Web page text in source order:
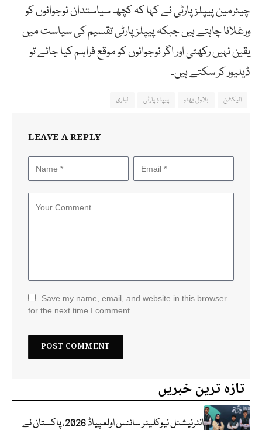
چیئرمین پیپلز پارٹی نے کہا کہ کچھ سیاستدان نوجوانوں کو
ورغلانا چاہتے ہیں جبکہ پیپلز پارٹی تقسیم کی سیاست میں
یقین نہیں رکھتی اور اگر نوجوانوں کو موقع فراہم کیا جائے تو
ڈیلیور کر سکتے ہیں۔
الیکشن بلاول بھٹو پیپلز پارٹی لیاری
LEAVE A REPLY
Save my name, email, and website in this browser
for the next time I comment.
تازہ ترین خبریں
انٹرنیشنل نیوکلیئر سائنس اولمپیاڈ 2026، پاکستان نے